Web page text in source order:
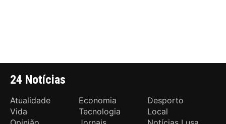
24 Notícias
Atualidade Economia
Desporto
Vida
Tecnologia
Local